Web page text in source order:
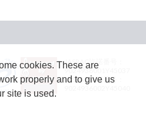
JASRAC許諾番号：
9024936001Y45037
JASRAC許諾番号：
cookies. These are
properly and to give us
site is used.